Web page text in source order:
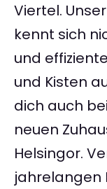
Viertel.
kennt sich
und
und Kisten
dich auch
neuen
Helsingor.
jahrelangen